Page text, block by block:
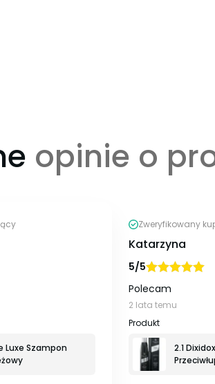
opinie o
Luxe Szampon
Zweryfikowany
Katarzyna
5/5
Polecam
2 lata temu
2.1